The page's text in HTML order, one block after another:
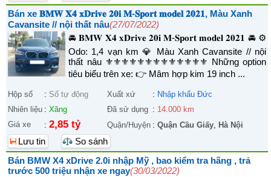
Bán xe 𝐁𝐌𝐖 𝐗𝟒 𝐱𝐃𝐫𝐢𝐯𝐞 𝟐𝟎𝐢 𝐌-𝐒𝐩𝐨𝐫𝐭 𝐦𝐨𝐝𝐞𝐥 𝟐𝟎𝟐𝟏, Màu Xanh
Cavansite // nội thất nâu(27/07/2022)
🚘 𝐁𝐌𝐖 𝐗𝟒 𝐱𝐃𝐫𝐢𝐯𝐞 𝟐𝟎𝐢 𝐌-𝐒𝐩𝐨𝐫𝐭 𝐦𝐨𝐝𝐞𝐥 𝟐𝟎𝟐𝟏 🚘 ⚙️
Odo: 1,4 vạn km 💎 Màu Xanh Cavansite // nội
thất nâu ⚜️⚜️⚜️⚜️⚜️⚜️⚜️⚜️⚜️⚜️⚜️⚜️⚜️ Những option
tiêu biểu trên xe: 👉 Mâm hợp kim 19 inch ...
Hộp số : Số tự động Xuất xứ : Nhập khẩu Đức
Nhiên liệu : Xăng Đã sử dụng : 14.000 km
Giá xe
: 2,85 tỷ Quận/Huyện : Quận Cầu Giấy, Hà Nội
Lưu tin
So sánh
Bán BMW X4 xDrive 2.0i nhập Mỹ , bao kiểm tra hãng , trả
trước 500 triệu nhận xe ngay(30/03/2022)